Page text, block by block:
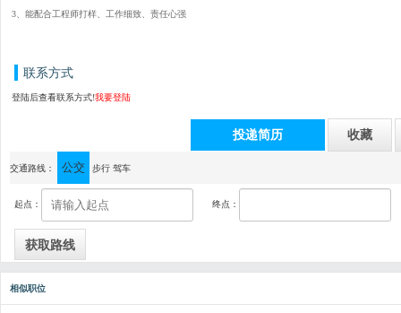
3、能配合工程师打样、工作细致、责任心强
联系方式
登陆后查看联系方式!我要登陆
投递简历 收藏
通讯地址：中山市横栏镇茂辉工业区益辉三路5号
交通路线： 公交 步行 驾车
起点： 终点：
相似职位